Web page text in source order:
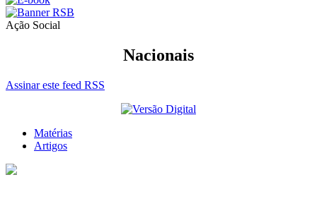
Ação Social
Nacionais
Assinar este feed RSS
Matérias
Artigos